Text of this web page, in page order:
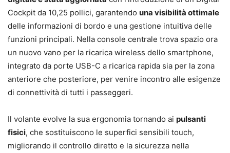
Cockpit da 10,25 pollici, garantendo una visibilità ottimale
delle informazioni di bordo e una gestione intuitiva delle
funzioni principali. Nella console centrale trova spazio ora
un nuovo vano per la ricarica wireless dello smartphone,
integrato da porte USB-C a ricarica rapida sia per la zona
anteriore che posteriore, per venire incontro alle esigenze
di connettività di tutti i passeggeri.
Il volante evolve la sua ergonomia tornando ai pulsanti
fisici, che sostituiscono le superfici sensibili touch,
migliorando il controllo diretto e la sicurezza nella